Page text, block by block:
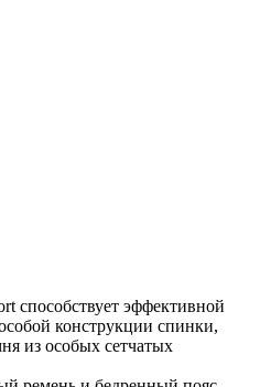
способствует эффективной
конструкции спинки,
из особых сетчатых